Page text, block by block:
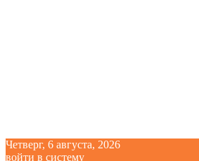
Четверг, 6 августа, 2026
войти в систему